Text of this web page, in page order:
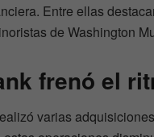
Entre ellas
de Washington
frenó el
varias